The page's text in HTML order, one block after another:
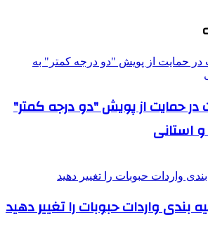
حمایت از پویش "دو درجه کمتر"
استانی
واردات حبوبات را تغییر دهید